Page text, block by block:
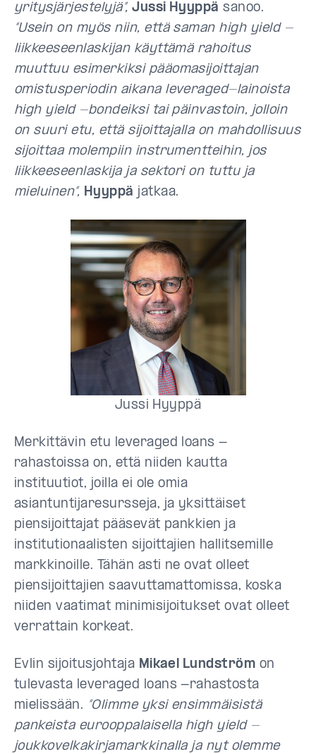
yritysjärjestelyjä”, Jussi Hyyppä sanoo.
“Usein on myös niin, että saman high yield -
liikkeeseenlaskijan käyttämä rahoitus
muuttuu esimerkiksi pääomasijoittajan
omistusperiodin aikana leveraged-lainoista
high yield -bondeiksi tai päinvastoin, jolloin
on suuri etu, että sijoittajalla on mahdollisuus
sijoittaa molempiin instrumentteihin, jos
liikkeeseenlaskija ja sektori on tuttu ja
mieluinen”, Hyyppä jatkaa.
Jussi Hyyppä
Merkittävin etu leveraged loans -
rahastoissa on, että niiden kautta
instituutiot, joilla ei ole omia
asiantuntijaresursseja, ja yksittäiset
piensijoittajat pääsevät pankkien ja
institutionaalisten sijoittajien hallitsemille
markkinoille. Tähän asti ne ovat olleet
piensijoittajien saavuttamattomissa, koska
niiden vaatimat minimisijoitukset ovat olleet
verrattain korkeat.
Evlin sijoitusjohtaja Mikael Lundström on
tulevasta leveraged loans -rahastosta
mielissään. ”Olimme yksi ensimmäisistä
pankeista eurooppalaisella high yield -
joukkovelkakirjamarkkinalla ja nyt olemme